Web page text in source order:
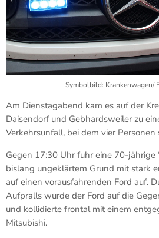
Symbolbild: Krankenwagen/
Am Dienstagabend kam es auf der
Daisendorf und Gebhardsweiler zu
Verkehrsunfall, bei dem vier
Gegen 17:30 Uhr fuhr eine 70-jährige
bislang ungeklärtem Grund mit stark
auf einen vorausfahrenden Ford auf.
Aufpralls wurde der Ford auf die
und kollidierte frontal mit einem
Mitsubishi.